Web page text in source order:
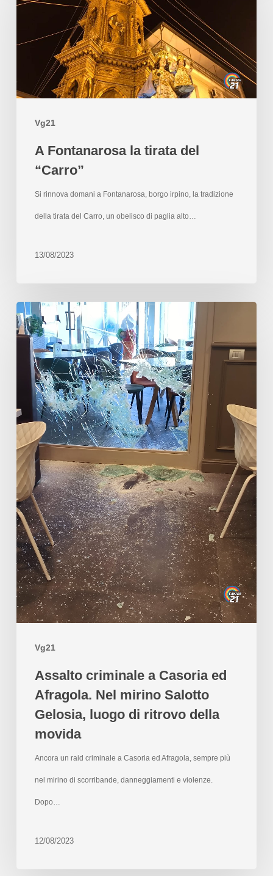
Vg21
A Fontanarosa la tirata del
“Carro”
Si rinnova domani a Fontanarosa, borgo irpino, la tradizione
della tirata del Carro, un obelisco di paglia alto…
13/08/2023
Vg21
Assalto criminale a Casoria ed
Afragola. Nel mirino Salotto
Gelosia, luogo di ritrovo della
movida
Ancora un raid criminale a Casoria ed Afragola, sempre più
nel mirino di scorribande, danneggiamenti e violenze.
Dopo…
12/08/2023